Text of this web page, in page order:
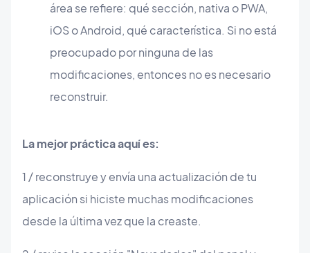
área se refiere: qué sección, nativa o PWA,
iOS o Android, qué característica. Si no está
preocupado por ninguna de las
modificaciones, entonces no es necesario
reconstruir.
La mejor práctica aquí es:
1 / reconstruye y envía una actualización de tu
aplicación si hiciste muchas modificaciones
desde la última vez que la creaste.